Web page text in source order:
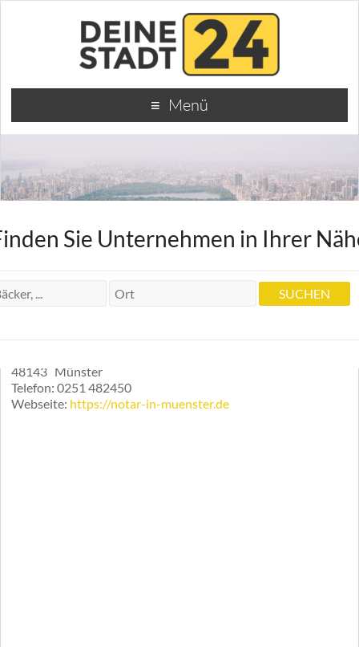
Menü
Sie Unternehmen in Ihrer
48143 Münster
Telefon:0251 482450
Webseite: https://notar-in-muenster.de